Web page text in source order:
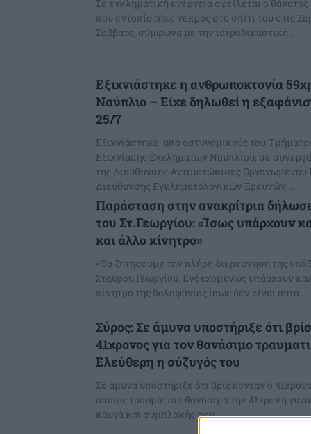
Σε εγκληματική ενέργεια οφείλεται ο
που εντοπίστηκε νεκρός στο σπίτι του στις
Σάββατο, σύμφωνα με την ιατροδικαστική...
Εξιχνιάστηκε η ανθρωποκτονία
Ναύπλιο – Είχε δηλωθεί η
25/7
Εξιχνιάστηκε, από αστυνομικούς του
Εξιχνίασης Εγκλημάτων Ναυπλίου, σε
της Διεύθυνσης Αντιμετώπισης Οργανωμένου
Διεύθυνσης Εγκληματολογικών Ερευνών,...
Παράσταση στην ανακρίτρια
του Στ.Γεωργίου: «Ίσως υπάρχουν
και άλλο κίνητρο»
«Θα ζητήσουμε την πλήρη διερεύνηση της
Σταύρου Γεωργίου. Ενδεχομένως υπάρχουν
κίνητρο της δολοφονίας ίσως δεν είναι αυτό...
Σύρος: Σε άμυνα υποστήριξε ότι
41χρονος για τον θανάσιμο
Ελεύθερη η σύζυγός του
Σε άμυνα υποστήριξε ότι βρίσκονταν ο
οποίος τραυμάτισε θανάσιμα την 41χρονη
καυγά και συμπλοκής που...